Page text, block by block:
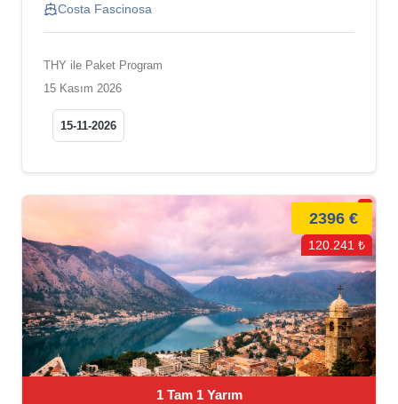
Costa Fascinosa
THY ile Paket Program
15 Kasım 2026
15-11-2026
1 Tam 1 Yarım
2396 €
120.241 ₺